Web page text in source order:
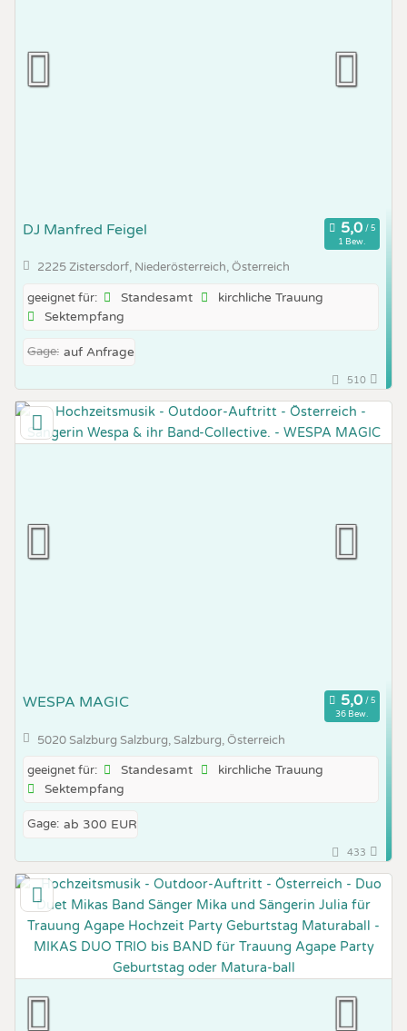
DJ Manfred Feigel
1 Bew.
2225 Zistersdorf, Niederösterreich, Österreich
geeignet für: Standesamt
kirchliche Trauung
Sektempfang
Gage: auf Anfrage
510
WESPA MAGIC
36 Bew.
5020 Salzburg Salzburg, Salzburg, Österreich
geeignet für: Standesamt
kirchliche Trauung
Sektempfang
Gage: ab 300 EUR
433